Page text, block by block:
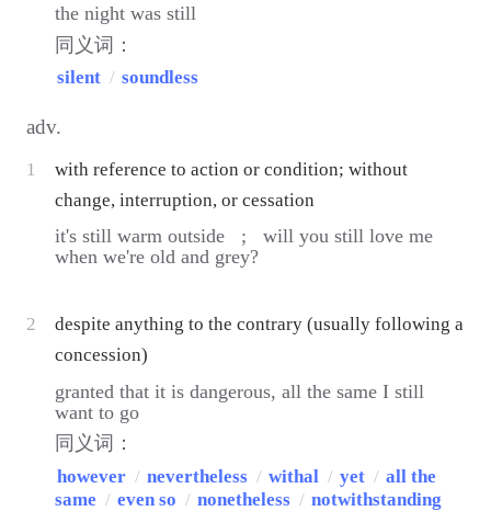
the night was still
同义词：
silent / soundless
adv.
1
with reference to action or condition; without
change, interruption, or cessation
it's still warm outside ;
will you still love me
when we're old and grey?
2
despite anything to the contrary (usually following a
concession)
granted that it is dangerous, all the same I still
want to go
同义词：
however / nevertheless / withal / yet / all the
same / even so / nonetheless / notwithstanding